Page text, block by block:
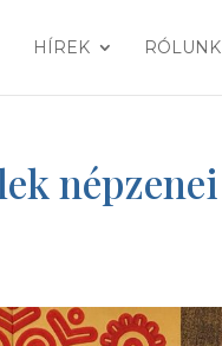
HÍREK RÓLUNK
népzenei